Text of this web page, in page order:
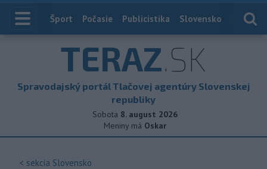
Index
Šport Počasie Publicistika Slovensko
TERAZ.SK
Spravodajský portál Tlačovej agentúry Slovenskej
republiky
Sobota 8. august 2026
Meniny má Oskar
< sekcia Slovensko